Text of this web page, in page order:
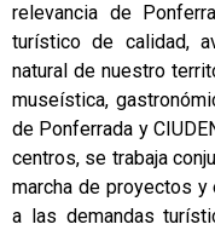
relevancia de
turístico de calidad,
natural de nuestro
museística,
de Ponferrada y
centros, se trabaja
marcha de proyectos
a las demandas